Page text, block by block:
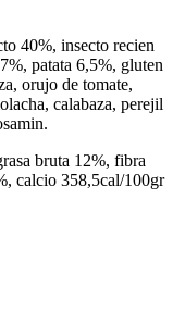
40%, insecto recien
patata 6,5%, gluten
orujo de tomate,
calabaza, perejil
bruta 12%, fibra
calcio 358,5cal/100gr